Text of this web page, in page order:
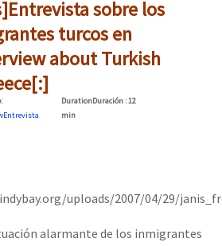
sobre los
turcos en
about Turkish
:
Entrevista
DurationDuración: 12
min
uploads/2007/04/29/
alarmante de los inmigrantes